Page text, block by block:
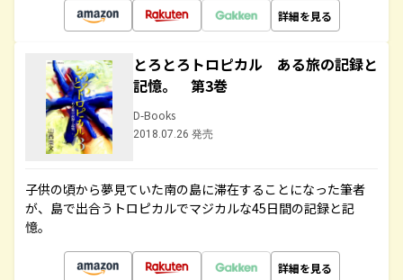
詳細を見る
とろとろトロピカル ある旅の記録と
記憶。 第3巻
D-Books
2018.07.26 発売
子供の頃から夢見ていた南の島に滞在することになった筆者
が、島で出合うトロピカルでマジカルな45日間の記録と記
憶。
詳細を見る